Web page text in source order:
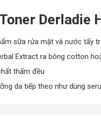
Derladie
sữa rửa mặt và nước tẩy
Extract ra bông cotton
thấm đều
da tiếp theo như dùng